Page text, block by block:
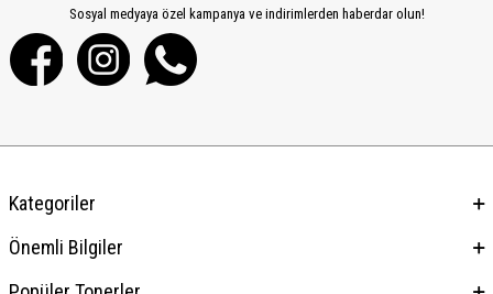
Sosyal medyaya özel kampanya ve indirimlerden haberdar olun!
Kategoriler
Önemli Bilgiler